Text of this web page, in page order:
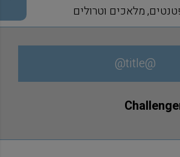
מלאכים וטרולים
@title@